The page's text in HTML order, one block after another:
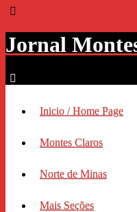
Jornal
Inicio / Home Page
Montes Claros
Norte de Minas
Mais Seções